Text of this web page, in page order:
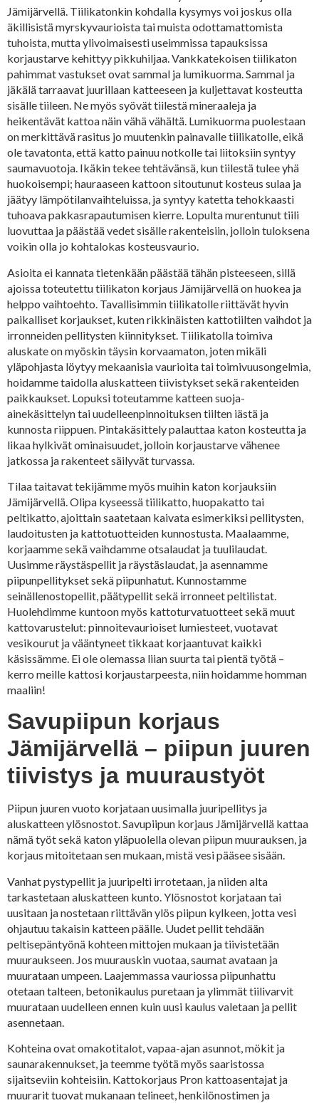
Jämijärvellä. Tiilikatonkin kohdalla kysymys voi joskus olla
äkillisistä myrskyvaurioista tai muista odottamattomista
tuhoista, mutta ylivoimaisesti useimmissa tapauksissa
korjaustarve kehittyy pikkuhiljaa. Vankkatekoisen tiilikaton
pahimmat vastukset ovat sammal ja lumikuorma. Sammal ja
jäkälä tarraavat juurillaan katteeseen ja kuljettavat kosteutta
sisälle tiileen. Ne myös syövät tiilestä mineraaleja ja
heikentävät kattoa näin vähä vähältä. Lumikuorma puolestaan
on merkittävä rasitus jo muutenkin painavalle tiilikatolle, eikä
ole tavatonta, että katto painuu notkolle tai liitoksiin syntyy
saumavuotoja. Ikäkin tekee tehtävänsä, kun tiilestä tulee yhä
huokoisempi; hauraaseen kattoon sitoutunut kosteus sulaa ja
jäätyy lämpötilanvaihteluissa, ja syntyy katetta tehokkaasti
tuhoava pakkasrapautumisen kierre. Lopulta murentunut tiili
luovuttaa ja päästää vedet sisälle rakenteisiin, jolloin tuloksena
voikin olla jo kohtalokas kosteusvaurio.
Asioita ei kannata tietenkään päästää tähän pisteeseen, sillä
ajoissa toteutettu tiilikaton korjaus Jämijärvellä on huokea ja
helppo vaihtoehto. Tavallisimmin tiilikatolle riittävät hyvin
paikalliset korjaukset, kuten rikkinäisten kattotiilten vaihdot ja
irronneiden pellitysten kiinnitykset. Tiilikatolla toimiva
aluskate on myöskin täysin korvaamaton, joten mikäli
yläpohjasta löytyy mekaanisia vaurioita tai toimivuusongelmia,
hoidamme taidolla aluskatteen tiivistykset sekä rakenteiden
paikkaukset. Lopuksi toteutamme katteen suoja-
ainekäsittelyn tai uudelleenpinnoituksen tiilten iästä ja
kunnosta riippuen. Pintakäsittely palauttaa katon kosteutta ja
likaa hylkivät ominaisuudet, jolloin korjaustarve vähenee
jatkossa ja rakenteet säilyvät turvassa.
Tilaa taitavat tekijämme myös muihin katon korjauksiin
Jämijärvellä. Olipa kyseessä tiilikatto, huopakatto tai
peltikatto, ajoittain saatetaan kaivata esimerkiksi pellitysten,
laudoitusten ja kattotuotteiden kunnostusta. Maalaamme,
korjaamme sekä vaihdamme otsalaudat ja tuulilaudat.
Uusimme räystäspellit ja räystäslaudat, ja asennamme
piipunpellitykset sekä piipunhatut. Kunnostamme
seinällenostopellit, päätypellit sekä irronneet peltilistat.
Huolehdimme kuntoon myös kattoturvatuotteet sekä muut
kattovarustelut: pinnoitevaurioiset lumiesteet, vuotavat
vesikourut ja vääntyneet tikkaat korjaantuvat kaikki
käsissämme. Ei ole olemassa liian suurta tai pientä työtä –
kerro meille kattosi korjaustarpeesta, niin hoidamme homman
maaliin!
Savupiipun korjaus
Jämijärvellä – piipun juuren
tiivistys ja muuraustyöt
Piipun juuren vuoto korjataan uusimalla juuripellitys ja
aluskatteen ylösnostot. Savupiipun korjaus Jämijärvellä kattaa
nämä työt sekä katon yläpuolella olevan piipun muurauksen, ja
korjaus mitoitetaan sen mukaan, mistä vesi pääsee sisään.
Vanhat pystypellit ja juuripelti irrotetaan, ja niiden alta
tarkastetaan aluskatteen kunto. Ylösnostot korjataan tai
uusitaan ja nostetaan riittävän ylös piipun kylkeen, jotta vesi
ohjautuu takaisin katteen päälle. Uudet pellit tehdään
peltisepäntyönä kohteen mittojen mukaan ja tiivistetään
muuraukseen. Jos muurauskin vuotaa, saumat avataan ja
muurataan umpeen. Laajemmassa vauriossa piipunhattu
otetaan talteen, betonikaulus puretaan ja ylimmät tiilivarvit
muurataan uudelleen ennen kuin uusi kaulus valetaan ja pellit
asennetaan.
Kohteina ovat omakotitalot, vapaa-ajan asunnot, mökit ja
saunarakennukset, ja teemme työtä myös saaristossa
sijaitseviin kohteisiin. Kattokorjaus Pron kattoasentajat ja
muurarit tuovat mukanaan telineet, henkilönostimen ja